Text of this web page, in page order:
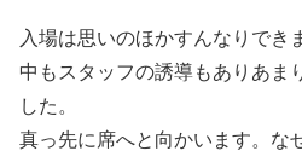
入場は思いのほかすんなりでき
中もスタッフの誘導もありあま
した。
真っ先に席へと向かいます。な